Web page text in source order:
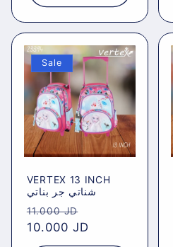
Sale
VERTEX 13 INCH
شناتي جر بناتي
Regular
price
11.000 JD
price
10.000 JD